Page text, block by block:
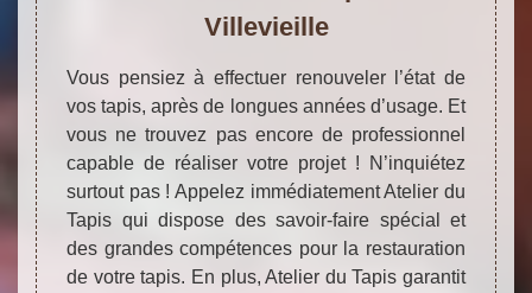
Villevieille
Vous pensiez à effectuer renouveler l’état de
vos tapis, après de longues années d’usage. Et
vous ne trouvez pas encore de professionnel
capable de réaliser votre projet ! N’inquiétez
surtout pas ! Appelez immédiatement Atelier du
Tapis qui dispose des savoir-faire spécial et
des grandes compétences pour la restauration
de votre tapis. En plus, Atelier du Tapis garantit